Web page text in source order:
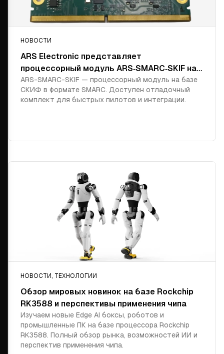
НОВОСТИ
ARS Electronic представляет
процессорный модуль ARS‑SMARC‑SKIF на
базе отечественной СнК «СКИФ» и
отладочный комплект для быстрого
старта проектов импортозамещения
ARS-SMARC-SKIF — процессорный модуль на базе
СКИФ в формате SMARC. Доступен отладочный
комплект для быстрых пилотов и интеграции.
НОВОСТИ, ТЕХНОЛОГИИ
Обзор мировых новинок на базе Rockchip
RK3588 и перспективы применения чипа
Изучаем новые Edge AI боксы, роботов и
промышленные ПК на базе процессора Rockchip
RK3588. Полный обзор рынка, возможностей ИИ и
перспектив применения чипа.